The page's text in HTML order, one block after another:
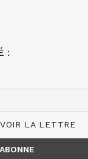
:
LA LETTRE